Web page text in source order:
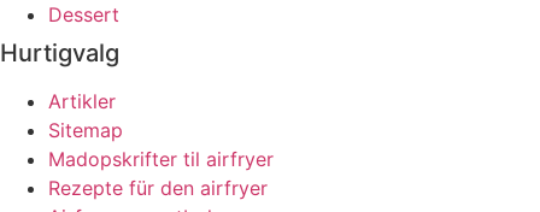
Dessert
Hurtigvalg
Artikler
Sitemap
Madopskrifter til airfryer
Rezepte für den airfryer